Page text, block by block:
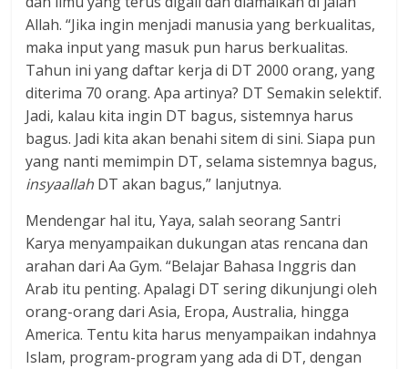
Allah. “Jika ingin menjadi manusia yang berkualitas,
maka input yang masuk pun harus berkualitas.
Tahun ini yang daftar kerja di DT 2000 orang, yang
diterima 70 orang. Apa artinya? DT Semakin selektif.
Jadi, kalau kita ingin DT bagus, sistemnya harus
bagus. Jadi kita akan benahi sitem di sini. Siapa pun
yang nanti memimpin DT, selama sistemnya bagus,
insyaallah DT akan bagus,” lanjutnya.
Mendengar hal itu, Yaya, salah seorang Santri
Karya menyampaikan dukungan atas rencana dan
arahan dari Aa Gym. “Belajar Bahasa Inggris dan
Arab itu penting. Apalagi DT sering dikunjungi oleh
orang-orang dari Asia, Eropa, Australia, hingga
America. Tentu kita harus menyampaikan indahnya
Islam, program-program yang ada di DT, dengan